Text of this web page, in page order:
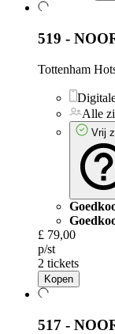
519 -
Tottenham
Alle
Vrij
£ 79,00
p/st
2 tickets
Kopen
517 -